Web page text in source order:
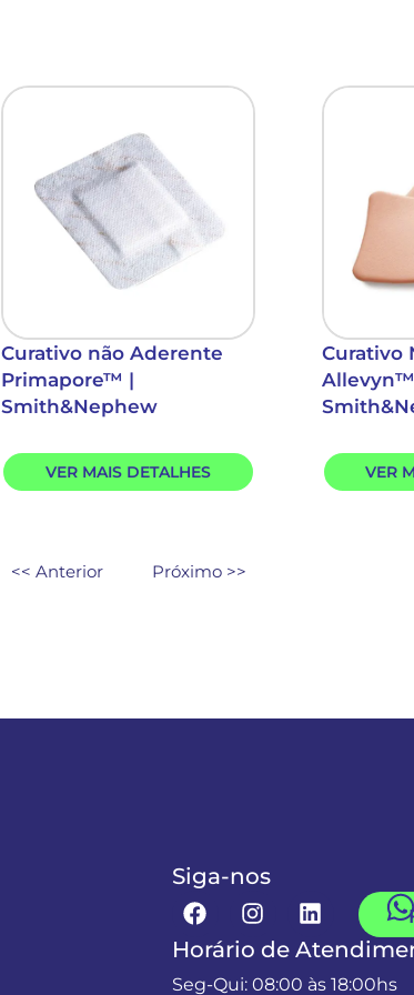
Curativo não Aderente
Primapore™ |
Smith&Nephew
VER MAIS DETALHES
Curativo
VER
<< Anterior Próximo >>
Siga-nos
Horário de
Seg-Qui: 08:00 às 18:00hs